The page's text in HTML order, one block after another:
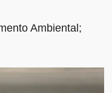
Ambiental;